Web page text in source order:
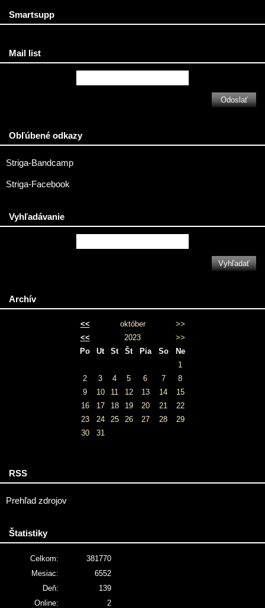
Smartsupp
Mail list
Obľúbené odkazy
Striga-Bandcamp
Striga-Facebook
Vyhľadávanie
Archív
<< október
>>
<<
2023
>>
Po
Ut St Št Pia So
Ne
1
2
3 4 5 6 7
8
9
10 11 12 13 14
15
16
17 18 19 20 21
22
23
24 25 26 27 28
29
30
31
RSS
Prehľad zdrojov
Štatistiky
Online: 2
Celkom:
381770
Mesiac:
6552
Deň:
139